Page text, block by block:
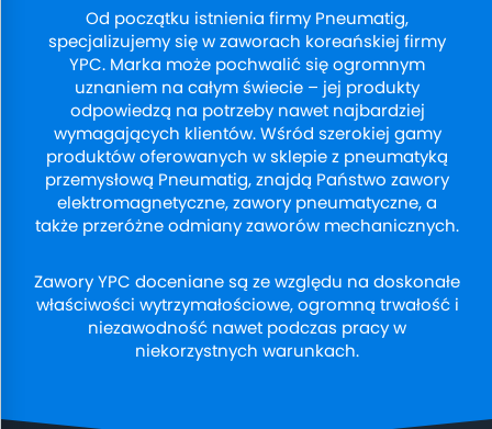
Od początku istnienia firmy Pneumatig,
specjalizujemy się w zaworach koreańskiej firmy
YPC. Marka może pochwalić się ogromnym
uznaniem na całym świecie – jej produkty
odpowiedzą na potrzeby nawet najbardziej
wymagających klientów. Wśród szerokiej gamy
produktów oferowanych w sklepie z pneumatyką
przemysłową Pneumatig, znajdą Państwo zawory
elektromagnetyczne, zawory pneumatyczne, a
także przeróżne odmiany zaworów mechanicznych.
Zawory YPC doceniane są ze względu na doskonałe
właściwości wytrzymałościowe, ogromną trwałość i
niezawodność nawet podczas pracy w
niekorzystnych warunkach.